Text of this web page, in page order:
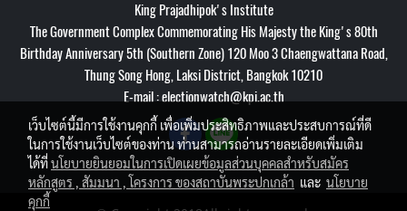
King Prajadhipok's Institute
The Government Complex Commemorating His Majesty the King's 80th
Birthday Anniversary 5th (Southern Zone) 120 Moo 3 Chaengwattana Road,
Thung Song Hong, Laksi District, Bangkok 10210
E-mail : electionwatch@kpi.ac.th
เว็บไซต์นี้มีการใช้งานคุกกี้ เพื่อเพิ่มประสิทธิภาพและประสบการณ์ที่ดี
ในการใช้งานเว็บไซต์ของท่าน ท่านสามารถอ่านรายละเอียดเพิ่มเติม
ได้ที่นโยบายยินยอมในการเปิดเผยข้อมูลส่วนบุคคลสำหรับสมัคร
หลักสูตร , สัมมนา , โครงการ ของสถาบันพระปกเกล้า และ นโยบาย
คุกกี้